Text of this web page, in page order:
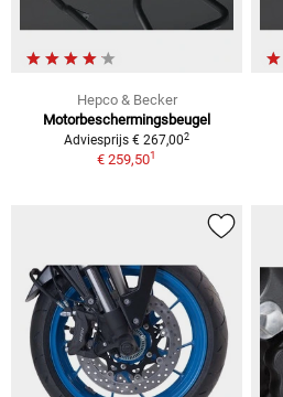
Hepco & Becker
Motorbeschermingsbeugel
Adviesprijs € 267,002
€ 259,501